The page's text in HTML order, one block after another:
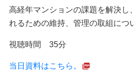
高経年マンションの課題を解決し
れるための維持、管理の取組につ
視聴時間 35分
当日資料はこちら。